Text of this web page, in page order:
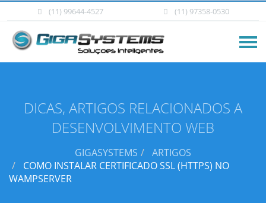
(11) 99644-4527 (11) 97358-0530
DICAS, ARTIGOS RELACIONADOS A
DESENVOLVIMENTO WEB
GIGASYSTEMS
ARTIGOS
COMO INSTALAR CERTIFICADO SSL (HTTPS) NO
WAMPSERVER